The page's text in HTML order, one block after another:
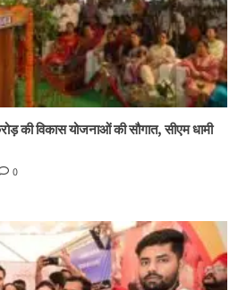
की विकास योजनाओं की सौगात, सीएम धामी
0